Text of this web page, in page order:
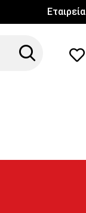
Εταιρεία
Search